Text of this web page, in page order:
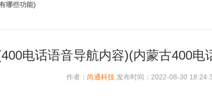
哪些功能)
电话语音导航内容)(内蒙古400电
作者： 尚通科技 发布时间：2022-08-30